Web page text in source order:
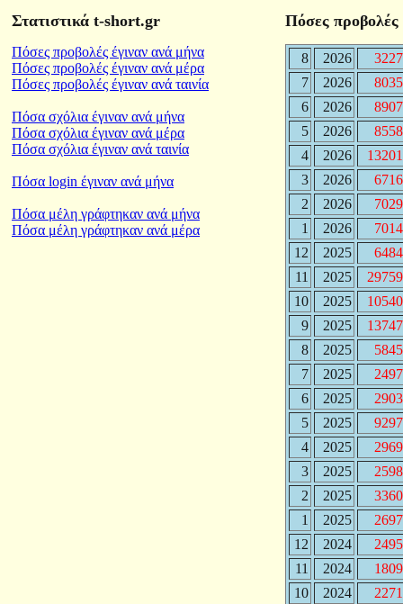
Στατιστικά t-short.gr
Πόσες προβολές έγιναν ανά μήνα
Πόσες προβολές έγιναν ανά μέρα
Πόσες προβολές έγιναν ανά ταινία
Πόσα σχόλια έγιναν ανά μήνα
Πόσα σχόλια έγιναν ανά μέρα
Πόσα σχόλια έγιναν ανά ταινία
Πόσα login έγιναν ανά μήνα
Πόσα μέλη γράφτηκαν ανά μήνα
Πόσα μέλη γράφτηκαν ανά μέρα
Πόσες προβολές
8 2026
3227
7
2026
8035
6
2026
8907
5
2026
8558
4
2026
13201
3
2026
6716
2
2026
7029
1
2026
7014
12
2025
6484
11
2025
29759
10
2025
10540
9
2025
13747
8
2025
5845
7
2025
2497
6
2025
2903
5
2025
9297
4
2025
2969
3
2025
2598
2
2025
3360
1
2025
2697
12
2024
2495
11
2024
1809
10
2024
2271